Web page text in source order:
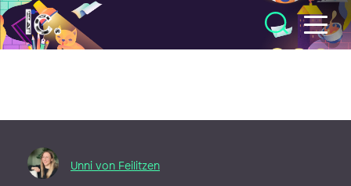
Illustratörcentrum
Unni von Feilitzen